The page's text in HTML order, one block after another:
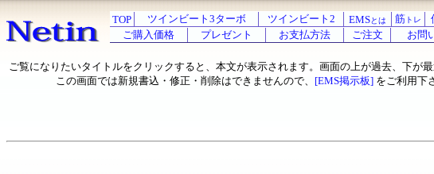
TOP ツインビート3ターボ ツインビート2 EMSとは 筋 トレ
ご購入価格
プレゼント お支払方法 ご注文 お問
ご覧になりたいタイトルをクリックすると、本文が表示されます。画面の上が過去、下が最
この画面では新規書込・修正・削除はできませんので、 [EMS掲示板] をご利用下